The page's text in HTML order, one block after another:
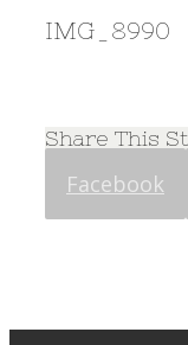
IMG_8990
Share This
Facebook